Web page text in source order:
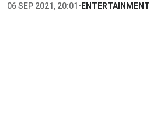
06 SEP 2021, 20:01 • ENTERTAINMENT